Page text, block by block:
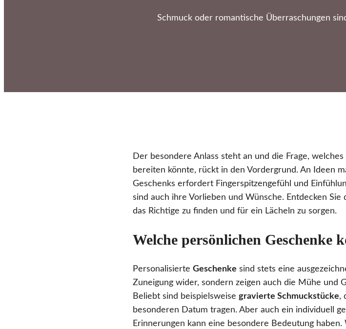
Schmuck oder romantische Überraschungen
Der besondere Anlass steht an und die Frage,
bereiten könnte, rückt in den Vordergrund. An Ideen
Geschenks erfordert Fingerspitzengefühl und
sind auch ihre Vorlieben und Wünsche. Entdecken
das Richtige zu finden und für ein Lächeln zu sorgen.
Welche persönlichen Geschenke
Personalisierte Geschenke sind stets eine
Zuneigung wider, sondern zeigen auch die Mühe und
Beliebt sind beispielsweise gravierte Schmuckstücke,
besonderen Datum tragen. Aber auch ein individuell
Erinnerungen kann eine besondere Bedeutung